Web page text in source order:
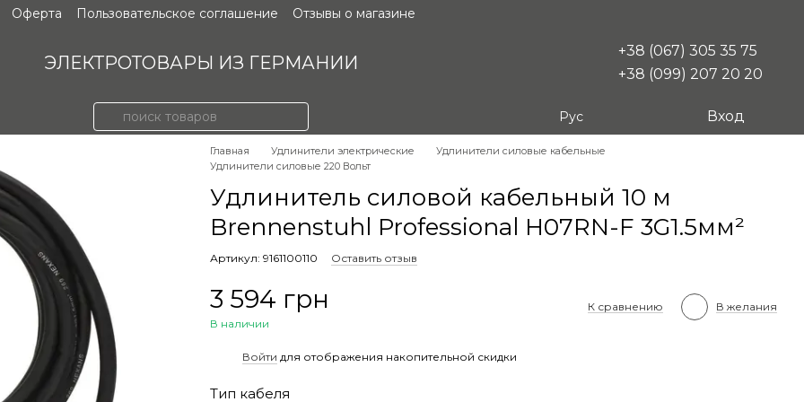
Оферта Пользовательское соглашение Отзывы о магазине
ЭЛЕКТРОТОВАРЫ ИЗ ГЕРМАНИИ
+38 (067) 305 35 75
+38 (099) 207 20 20
Рус Вход
Главная Удлинители электрические
Удлинители силовые кабельные
Удлинители силовые 220 Вольт
Удлинитель силовой кабельный 10 м
Brennenstuhl Professional H07RN-F 3G1.5мм²
Артикул: 9161100110 Оставить отзыв
3 594 грн
В наличии
К сравнению В желания
Войти для отображения накопительной скидки
Тип кабеля